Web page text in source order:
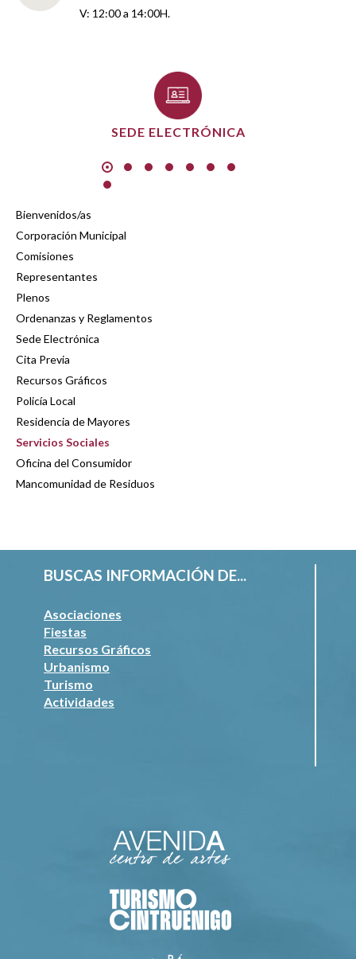
V: 12:00 a 14:00H.
SEDE ELECTRÓNICA
Bienvenidos/as
Corporación Municipal
Comisiones
Representantes
Plenos
Ordenanzas y Reglamentos
Sede Electrónica
Cita Previa
Recursos Gráficos
Policía Local
Residencia de Mayores
Servicios Sociales
Oficina del Consumidor
Mancomunidad de Residuos
BUSCAS INFORMACIÓN DE...
Asociaciones
Fiestas
Recursos Gráficos
Urbanismo
Turismo
Actividades